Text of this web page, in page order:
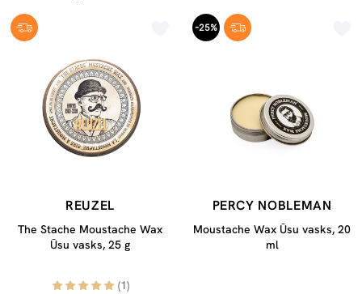
REUZEL
The Stache Moustache Wax
Ūsu vasks, 25 g
(1)
-25%
PERCY NOBLEMAN
Moustache Wax Ūsu vasks, 20
ml